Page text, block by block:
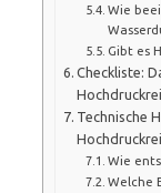
Wie
Gibt es
Checkliste:
Technische
Wie
Welche